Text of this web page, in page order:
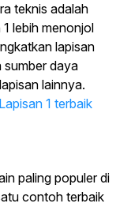
teknis adalah
lebih menonjol
lapisan
sumber daya
lainnya.
1 terbaik
paling populer di
contoh terbaik